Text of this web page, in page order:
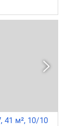
41 м², 10/10